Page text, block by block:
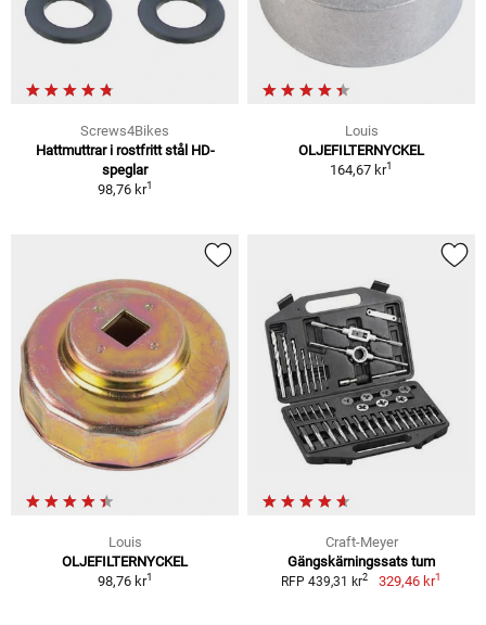
Screws4Bikes
Hattmuttrar i rostfritt stål HD-
speglar
98,76 kr1
Louis
OLJEFILTERNYCKEL
164,67 kr1
Louis
OLJEFILTERNYCKEL
98,76 kr1
Craft-Meyer
Gängskärningssats tum
RFP 439,31 kr2 329,46 kr1